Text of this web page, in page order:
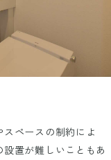
スペースの制約によ
置が難しいこともあ